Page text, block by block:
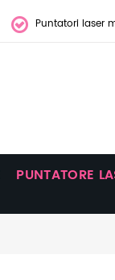
Puntatori laser
PUNTATORE